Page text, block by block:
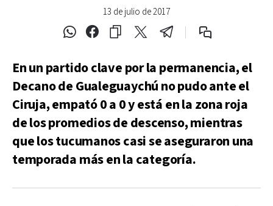
13 de julio de 2017
En un partido clave por la permanencia, el
Decano de Gualeguaychú no pudo ante el
Ciruja, empató 0 a 0 y está en la zona roja
de los promedios de descenso, mientras
que los tucumanos casi se aseguraron una
temporada más en la categoría.